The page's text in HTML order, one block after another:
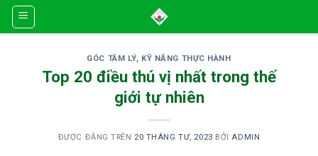
Skip
GÓC TÂM LÝ, KỸ NĂNG THỰC HÀNH
Top 20 điều thú vị nhất trong thế
giới tự nhiên
ĐƯỢC ĐĂNG TRÊN 20 THÁNG TƯ, 2023 BỞI ADMIN